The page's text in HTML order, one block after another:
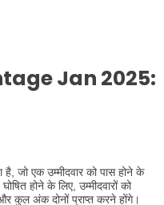
Jan 2025:
जो एक उम्मीदवार को पास होने के
होने के लिए, उम्मीदवारों को
और कुल अंक दोनों प्राप्त करने होंगे।